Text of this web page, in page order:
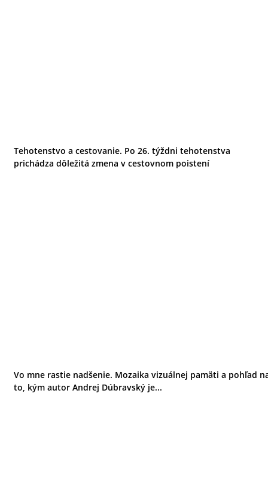
Tehotenstvo a cestovanie. Po 26. týždni tehotenstva
prichádza dôležitá zmena v cestovnom poistení
Vo mne rastie nadšenie. Mozaika vizuálnej pamäti a pohľad
to, kým autor Andrej Dúbravský je...